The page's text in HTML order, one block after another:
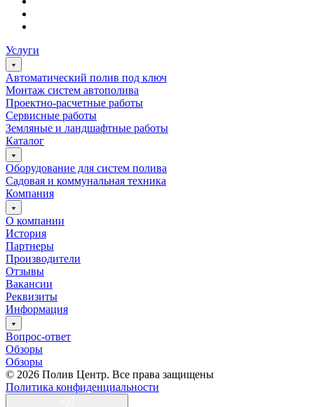
Услуги
Автоматический полив под ключ
Монтаж систем автополива
Проектно-расчетные работы
Сервисные работы
Земляные и ландшафтные работы
Каталог
Оборудование для систем полива
Садовая и коммунальная техника
Компания
О компании
История
Партнеры
Производители
Отзывы
Вакансии
Реквизиты
Информация
Вопрос-ответ
Обзоры
Обзоры
© 2026 Полив Центр. Все права защищены
Политика конфиденциальности